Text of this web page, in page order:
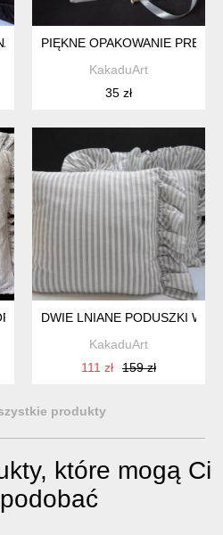
KUPUJESZ JEDNĄ, MASZ TRZY
PIĘKNE OPAKOWANIE
KakaduArt
35 zł
64PD
DWIE LNIANE PODUSZKI W
KakaduArt
111 zł
159 zł
produkty
które mogą Ci